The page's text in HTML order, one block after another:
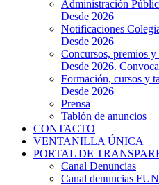
Administración
Desde 2026
Notificaciones
Desde 2026
Concursos, premios
Desde 2026.
Formación, cursos y
Desde 2026
Prensa
Tablón de anuncios
CONTACTO
VENTANILLA ÚNICA
PORTAL DE
Canal Denuncias
Canal denuncias